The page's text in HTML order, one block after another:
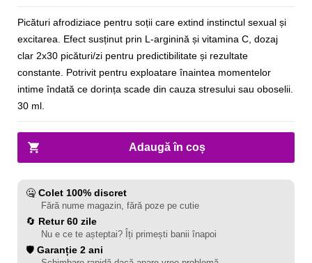
Picături afrodiziace pentru soții care extind instinctul sexual și
excitarea. Efect susținut prin L-arginină și vitamina C, dozaj
clar 2x30 picături/zi pentru predictibilitate și rezultate
constante. Potrivit pentru exploatare înaintea momentelor
intime îndată ce dorința scade din cauza stresului sau oboselii.
30 ml.
Adaugă în coș
🤐 Colet 100% discret
Fără nume magazin, fără poze pe cutie
🔄 Retur 60 zile
Nu e ce te așteptai? Îți primești banii înapoi
🛡️ Garanție 2 ani